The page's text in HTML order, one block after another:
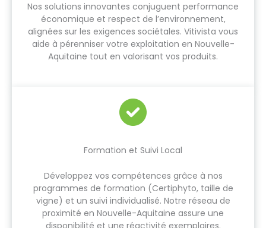
Nos solutions innovantes conjuguent performance
économique et respect de l’environnement,
alignées sur les exigences sociétales. Vitivista vous
aide à pérenniser votre exploitation en Nouvelle-
Aquitaine tout en valorisant vos produits.
Formation et Suivi Local
Développez vos compétences grâce à nos
programmes de formation (Certiphyto, taille de
vigne) et un suivi individualisé. Notre réseau de
proximité en Nouvelle-Aquitaine assure une
disponibilité et une réactivité exemplaires.